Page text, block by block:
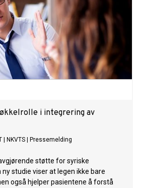
i integrering av
NKVTS Pressemelding
støtte for syriske
ny studie viser at legen ikke bare
også hjelper pasientene å forstå